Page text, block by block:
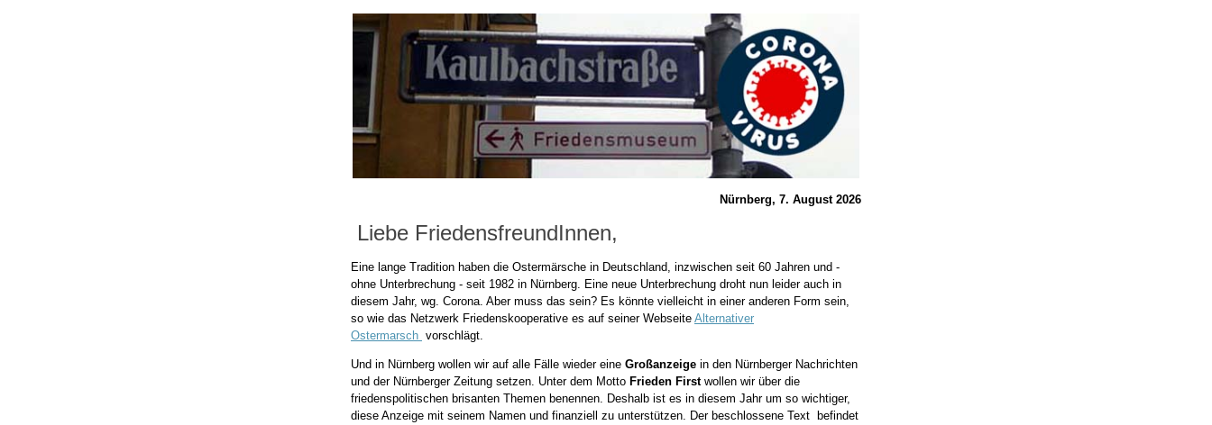
Nürnberg, 7. August 2026
Liebe FriedensfreundInnen,
Eine lange Tradition haben die Ostermärsche in Deutschland, inzwischen seit 60 Jahren und -
ohne Unterbrechung - seit 1982 in Nürnberg. Eine neue Unterbrechung droht nun leider auch in
diesem Jahr, wg. Corona. Aber muss das sein? Es könnte vielleicht in einer anderen Form sein,
so wie das Netzwerk Friedenskooperative es auf seiner Webseite Alternativer
Ostermarsch vorschlägt.
Und in Nürnberg wollen wir auf alle Fälle wieder eine Großanzeige in den Nürnberger Nachrichten
und der Nürnberger Zeitung setzen. Unter dem Motto Frieden Firstwollen wir über die
friedenspolitischen brisanten Themen benennen. Deshalb ist es in diesem Jahr um so wichtiger,
diese Anzeige mit seinem Namen und finanziell zu unterstützen. Der beschlossene Text befindet